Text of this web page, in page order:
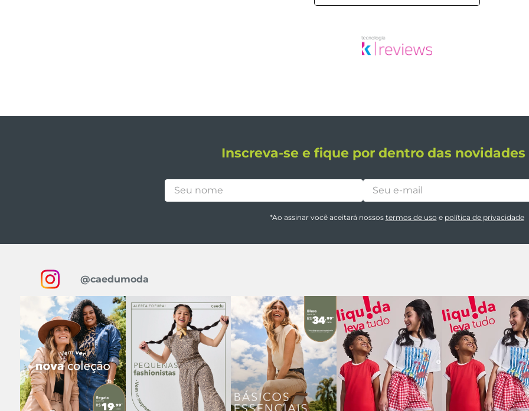
Inscreva-se e fique por dentro das novidades
*Ao assinar você aceitará nossos termos de uso e política de privacidade
@caedumoda